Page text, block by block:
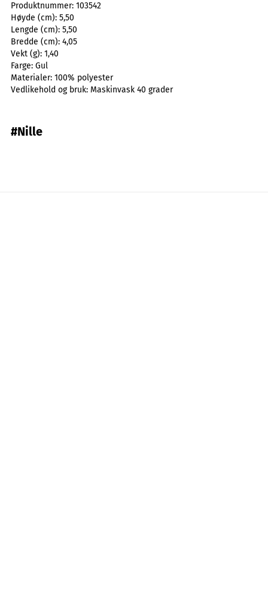
Produktnummer: 103542
Høyde (cm): 5,50
Lengde (cm): 5,50
Bredde (cm): 4,05
Vekt (g): 1,40
Farge: Gul
Materialer: 100% polyester
Vedlikehold og bruk: Maskinvask 40 grader
#Nille